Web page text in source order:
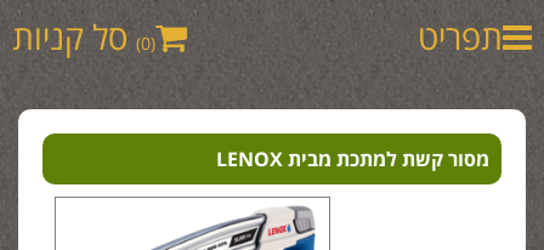
תפריט (0) סל קניות
מסור קשת למתכת מבית LENOX